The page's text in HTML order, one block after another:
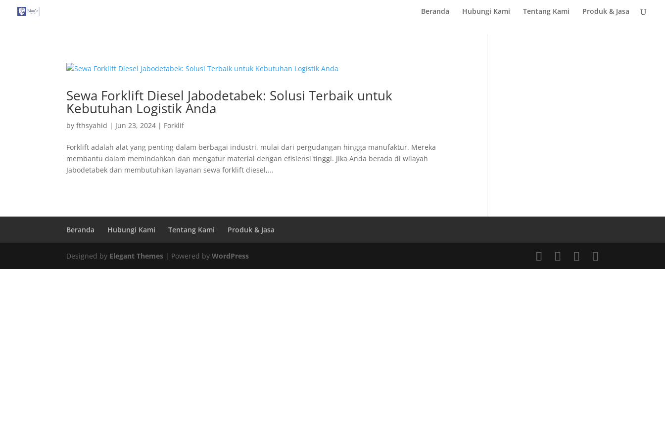
G-T3YPBRZG5Y
Beranda Hubungi Kami Tentang Kami Produk & Jasa
Sewa Forklift Diesel Jabodetabek: Solusi Terbaik untuk
Kebutuhan Logistik Anda
byfthsyahid | Jun 23, 2024 | Forklif
Forklift adalah alat yang penting dalam berbagai industri, mulai dari pergudangan hingga manufaktur. Mereka
membantu dalam memindahkan dan mengatur material dengan efisiensi tinggi. Jika Anda berada di wilayah
Jabodetabek dan membutuhkan layanan sewa forklift diesel,...
Beranda Hubungi Kami Tentang Kami Produk & Jasa
Designed by Elegant Themes | Powered byWordPress